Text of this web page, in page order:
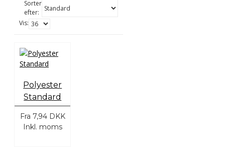
Sorter
efter:
Vis:
Polyester
Standard
Fra 7,94 DKK
Inkl. moms